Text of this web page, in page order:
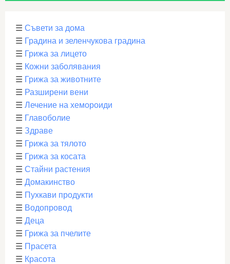
☰ Съвети за дома
☰ Градина и зеленчукова градина
☰ Грижа за лицето
☰ Кожни заболявания
☰ Грижа за животните
☰ Разширени вени
☰ Лечение на хемороиди
☰ Главоболие
☰ Здраве
☰ Грижа за тялото
☰ Грижа за косата
☰ Стайни растения
☰ Домакинство
☰ Пухкави продукти
☰ Водопровод
☰ Деца
☰ Грижа за пчелите
☰ Прасета
☰ Красота